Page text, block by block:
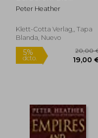
Entstehung Europas
im Ersten
Christus (en Alemán)
Peter Heather
Klett-Cotta Verlag,, Tapa
Blanda, Nuevo